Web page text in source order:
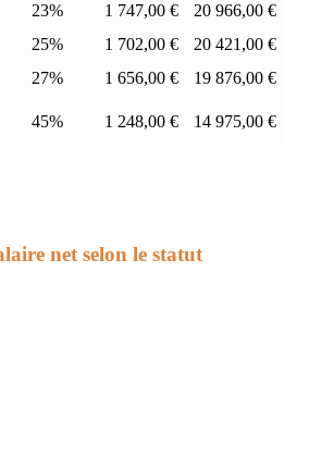
23% 1 747,00 €
20 966,00 €
25% 1 702,00 €
20 421,00 €
27% 1 656,00 €
19 876,00 €
45% 1 248,00 € 14 975,00 €
net selon le statut